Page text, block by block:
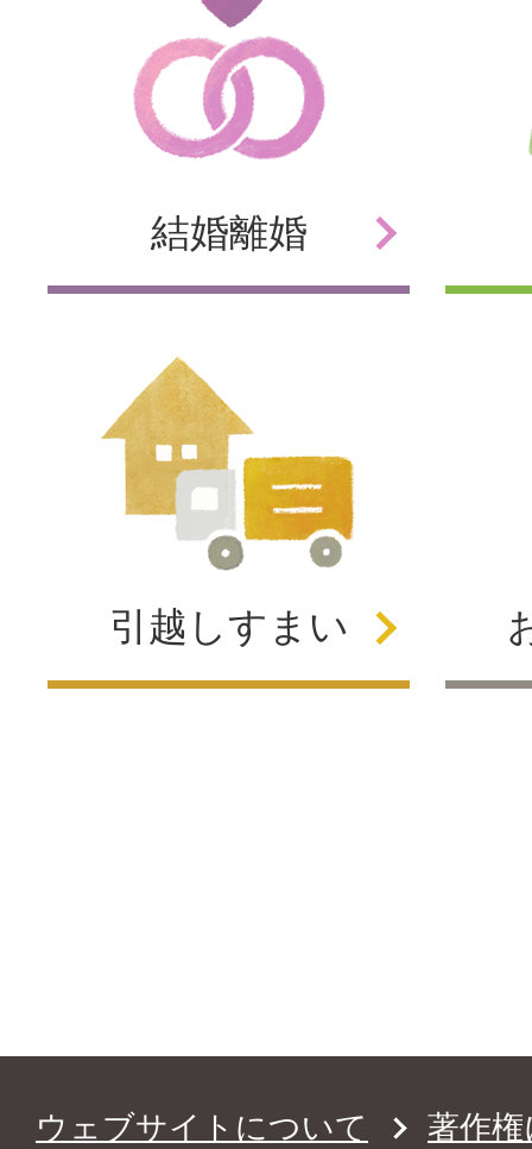
結婚離婚
引越しすまい
ウェブサイトについて
著作